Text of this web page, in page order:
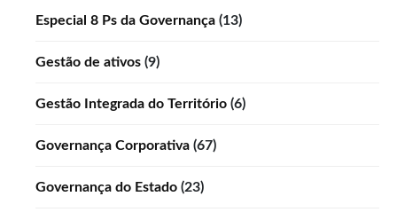
Especial 8 Ps da Governança (13)
Gestão de ativos (9)
Gestão Integrada do Território (6)
Governança Corporativa (67)
Governança do Estado (23)